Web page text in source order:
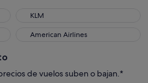
KLM
KLM
American Airlines
American Airlines
de vuelos suben o bajan.*